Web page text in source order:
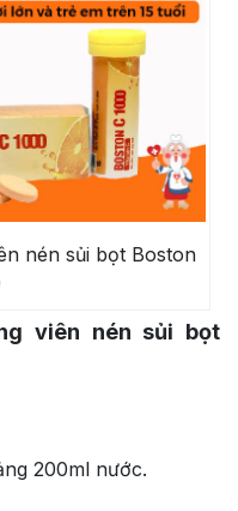
nén sủi bọt Boston
viên nén sủi bọt
200ml nước.